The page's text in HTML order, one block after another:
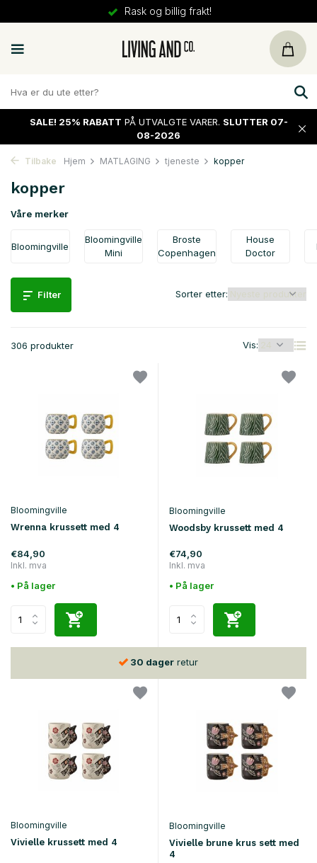
30 dagerretur
SALE! 25% RABATT PÅ UTVALGTE VARER. SLUTTER 07-
08-2026
Tilbake Hjem MATLAGING tjeneste kopper
kopper
Våre merker
Bloomingville
Bloomingville
Mini
Broste
Copenhagen
House
Doctor
Filter
306 produkter Vis:
Sorter etter:
Bloomingville
Wrenna krussett med 4
€84,90
Inkl. mva
• På lager
Bloomingville
Woodsby krussett med 4
€74,90
Inkl. mva
• På lager
30 dagerretur
Bloomingville
Vivielle krussett med 4
Bloomingville
Vivielle brune krus sett med
4